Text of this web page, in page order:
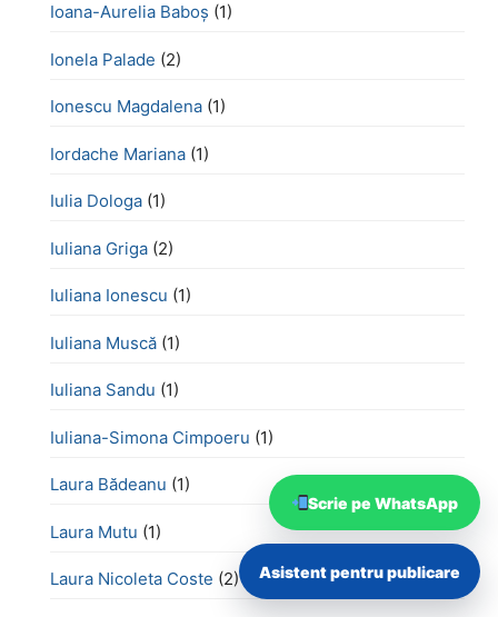
Ioana-Aurelia Baboș (1)
Ionela Palade (2)
Ionescu Magdalena (1)
Iordache Mariana (1)
Iulia Dologa (1)
Iuliana Griga (2)
Iuliana Ionescu (1)
Iuliana Muscă (1)
Iuliana Sandu (1)
Iuliana-Simona Cimpoeru (1)
Laura Bădeanu (1)
Laura Mutu (1)
Laura Nicoleta Coste (2)
Scrie pe WhatsApp
Asistent pentru publicare